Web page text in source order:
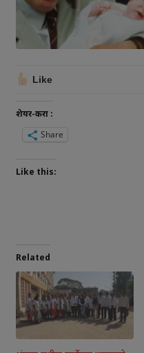
Like
शेयर-करा :
Share
Like this:
Related